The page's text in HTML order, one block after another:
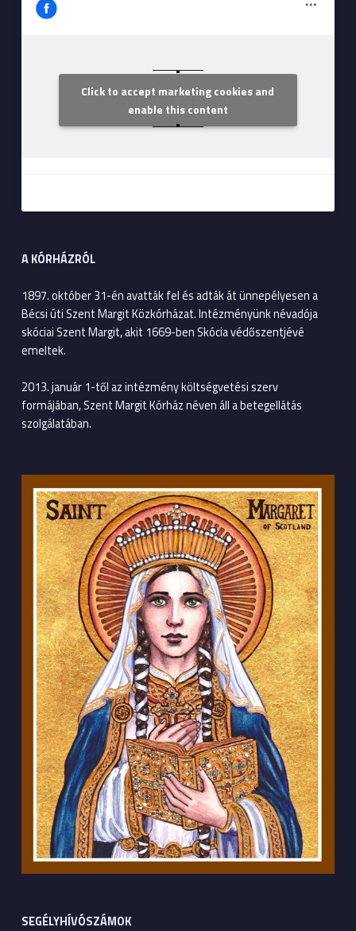
Szent Margit Kórház
Click to accept marketing cookies and
enable this content
A KÓRHÁZRÓL
1897. október 31-én avatták fel és adták át ünnepélyesen a
Bécsi úti Szent Margit Közkórházat. Intézményünk névadója
skóciai Szent Margit, akit 1669-ben Skócia védőszentjévé
emeltek.
2013. január 1-től az intézmény költségvetési szerv
formájában, Szent Margit Kórház néven áll a betegellátás
szolgálatában.
SEGÉLYHÍVÓSZÁMOK